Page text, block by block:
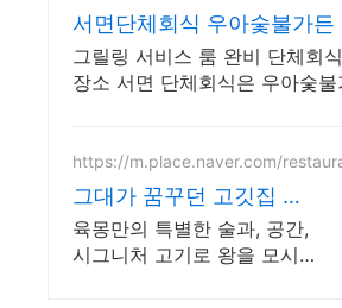
서면단체회식 우아숯불가든
식으로 최적에장소
그릴링 서비스 룸 완비 단체회
장소 서면 단체회식은 우아숯불
https://m.place.naver.com/
그대가 꿈꾸던 고깃집 육
몽
육몽만의 특별한 술과, 공간,
시그니처 고기로 왕을 모시